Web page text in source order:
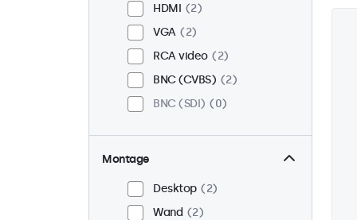
HDMI
2
VGA
2
RCA video
2
BNC (CVBS)
2
BNC (SDI)
0
Montage
Desktop
2
Wand
2